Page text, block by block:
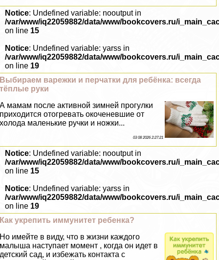
Notice: Undefined variable: nooutput in
/var/www/iq22059882/data/www/bookcovers.ru/
on line 15
Notice: Undefined variable: yarss in
/var/www/iq22059882/data/www/bookcovers.ru/
on line 19
Выбираем варежки и перчатки для ребёнка: всегда
тёплые руки
А мамам после активной зимней прогулки
приходится отогревать окоченевшие от
холода маленькие ручки и ножки...
03 08 2026 2:27:21
Notice: Undefined variable: nooutput in
/var/www/iq22059882/data/www/bookcovers.ru/
on line 15
Notice: Undefined variable: yarss in
/var/www/iq22059882/data/www/bookcovers.ru/
on line 19
Как укрепить иммунитет ребенка?
Но имейте в виду, что в жизни каждого
малыша наступает момент , когда он идет в
детский сад, и избежать контакта с